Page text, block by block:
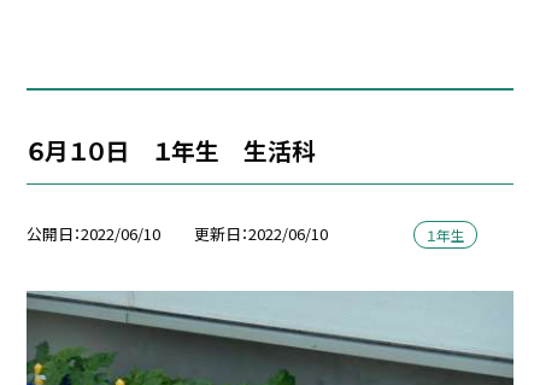
６月１０日 １年生 生活科
公開日 2022/06/10 更新日 2022/06/10 １年生